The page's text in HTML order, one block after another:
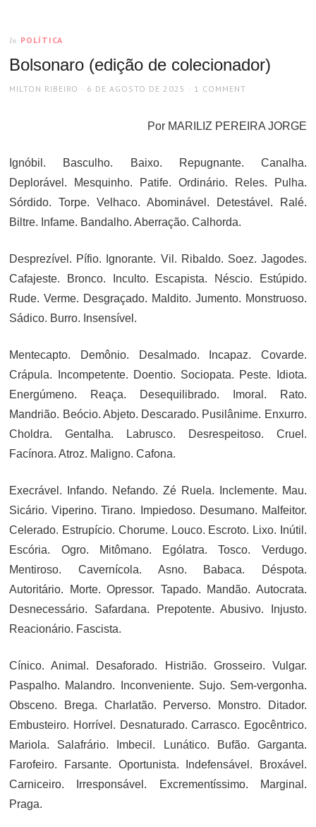
In POLÍTICA
Bolsonaro (edição de colecionador)
AUTHOR
MILTON RIBEIRO
POSTED
6 DE AGOSTO DE 2025 1 COMMENT
Por MARILIZ PEREIRA JORGE
Ignóbil. Basculho. Baixo. Repugnante. Canalha.
Deplorável. Mesquinho. Patife. Ordinário. Reles. Pulha.
Sórdido. Torpe. Velhaco. Abominável. Detestável. Ralé.
Biltre. Infame. Bandalho. Aberração. Calhorda.
Desprezível. Pífio. Ignorante. Vil. Ribaldo. Soez. Jagodes.
Cafajeste. Bronco. Inculto. Escapista. Néscio. Estúpido.
Rude. Verme. Desgraçado. Maldito. Jumento. Monstruoso.
Sádico. Burro. Insensível.
Mentecapto. Demônio. Desalmado. Incapaz. Covarde.
Crápula. Incompetente. Doentio. Sociopata. Peste. Idiota.
Energúmeno. Reaça. Desequilibrado. Imoral. Rato.
Mandrião. Beócio. Abjeto. Descarado. Pusilânime. Enxurro.
Choldra. Gentalha. Labrusco. Desrespeitoso. Cruel.
Facínora. Atroz. Maligno. Cafona.
Execrável. Infando. Nefando. Zé Ruela. Inclemente. Mau.
Sicário. Viperino. Tirano. Impiedoso. Desumano. Malfeitor.
Celerado. Estrupício. Chorume. Louco. Escroto. Lixo. Inútil.
Escória. Ogro. Mitômano. Ególatra. Tosco. Verdugo.
Mentiroso. Cavernícola. Asno. Babaca. Déspota.
Autoritário. Morte. Opressor. Tapado. Mandão. Autocrata.
Desnecessário. Safardana. Prepotente. Abusivo. Injusto.
Reacionário. Fascista.
Cínico. Animal. Desaforado. Histrião. Grosseiro. Vulgar.
Paspalho. Malandro. Inconveniente. Sujo. Sem-vergonha.
Obsceno. Brega. Charlatão. Perverso. Monstro. Ditador.
Embusteiro. Horrível. Desnaturado. Carrasco. Egocêntrico.
Mariola. Salafrário. Imbecil. Lunático. Bufão. Garganta.
Farofeiro. Farsante. Oportunista. Indefensável. Broxável.
Carniceiro. Irresponsável. Excrementíssimo. Marginal.
Praga.